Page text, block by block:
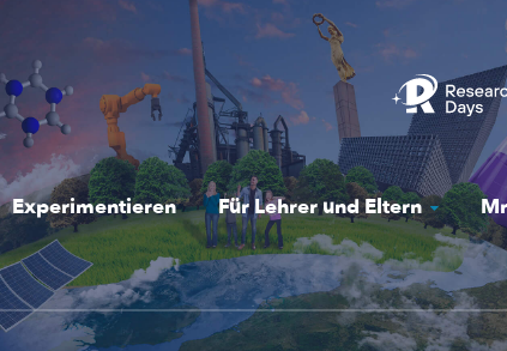
Experimentieren Für Lehrer und Eltern